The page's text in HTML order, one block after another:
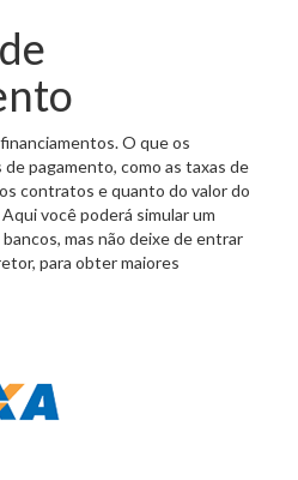
O que os
pagamento, como as taxas de
contratos e quanto do valor do
você poderá simular um
mas não deixe de entrar
para obter maiores